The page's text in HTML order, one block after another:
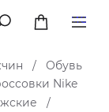
меню
/
Обувь
Nike
/